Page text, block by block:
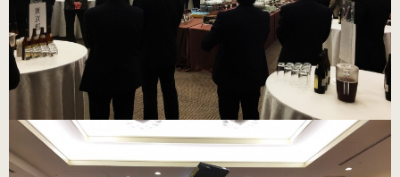
コンサート用（ヒール高6cm）
ブラック・エナメル
（22.0～25.5cm）
プラチナゴールド 数量限定モデル